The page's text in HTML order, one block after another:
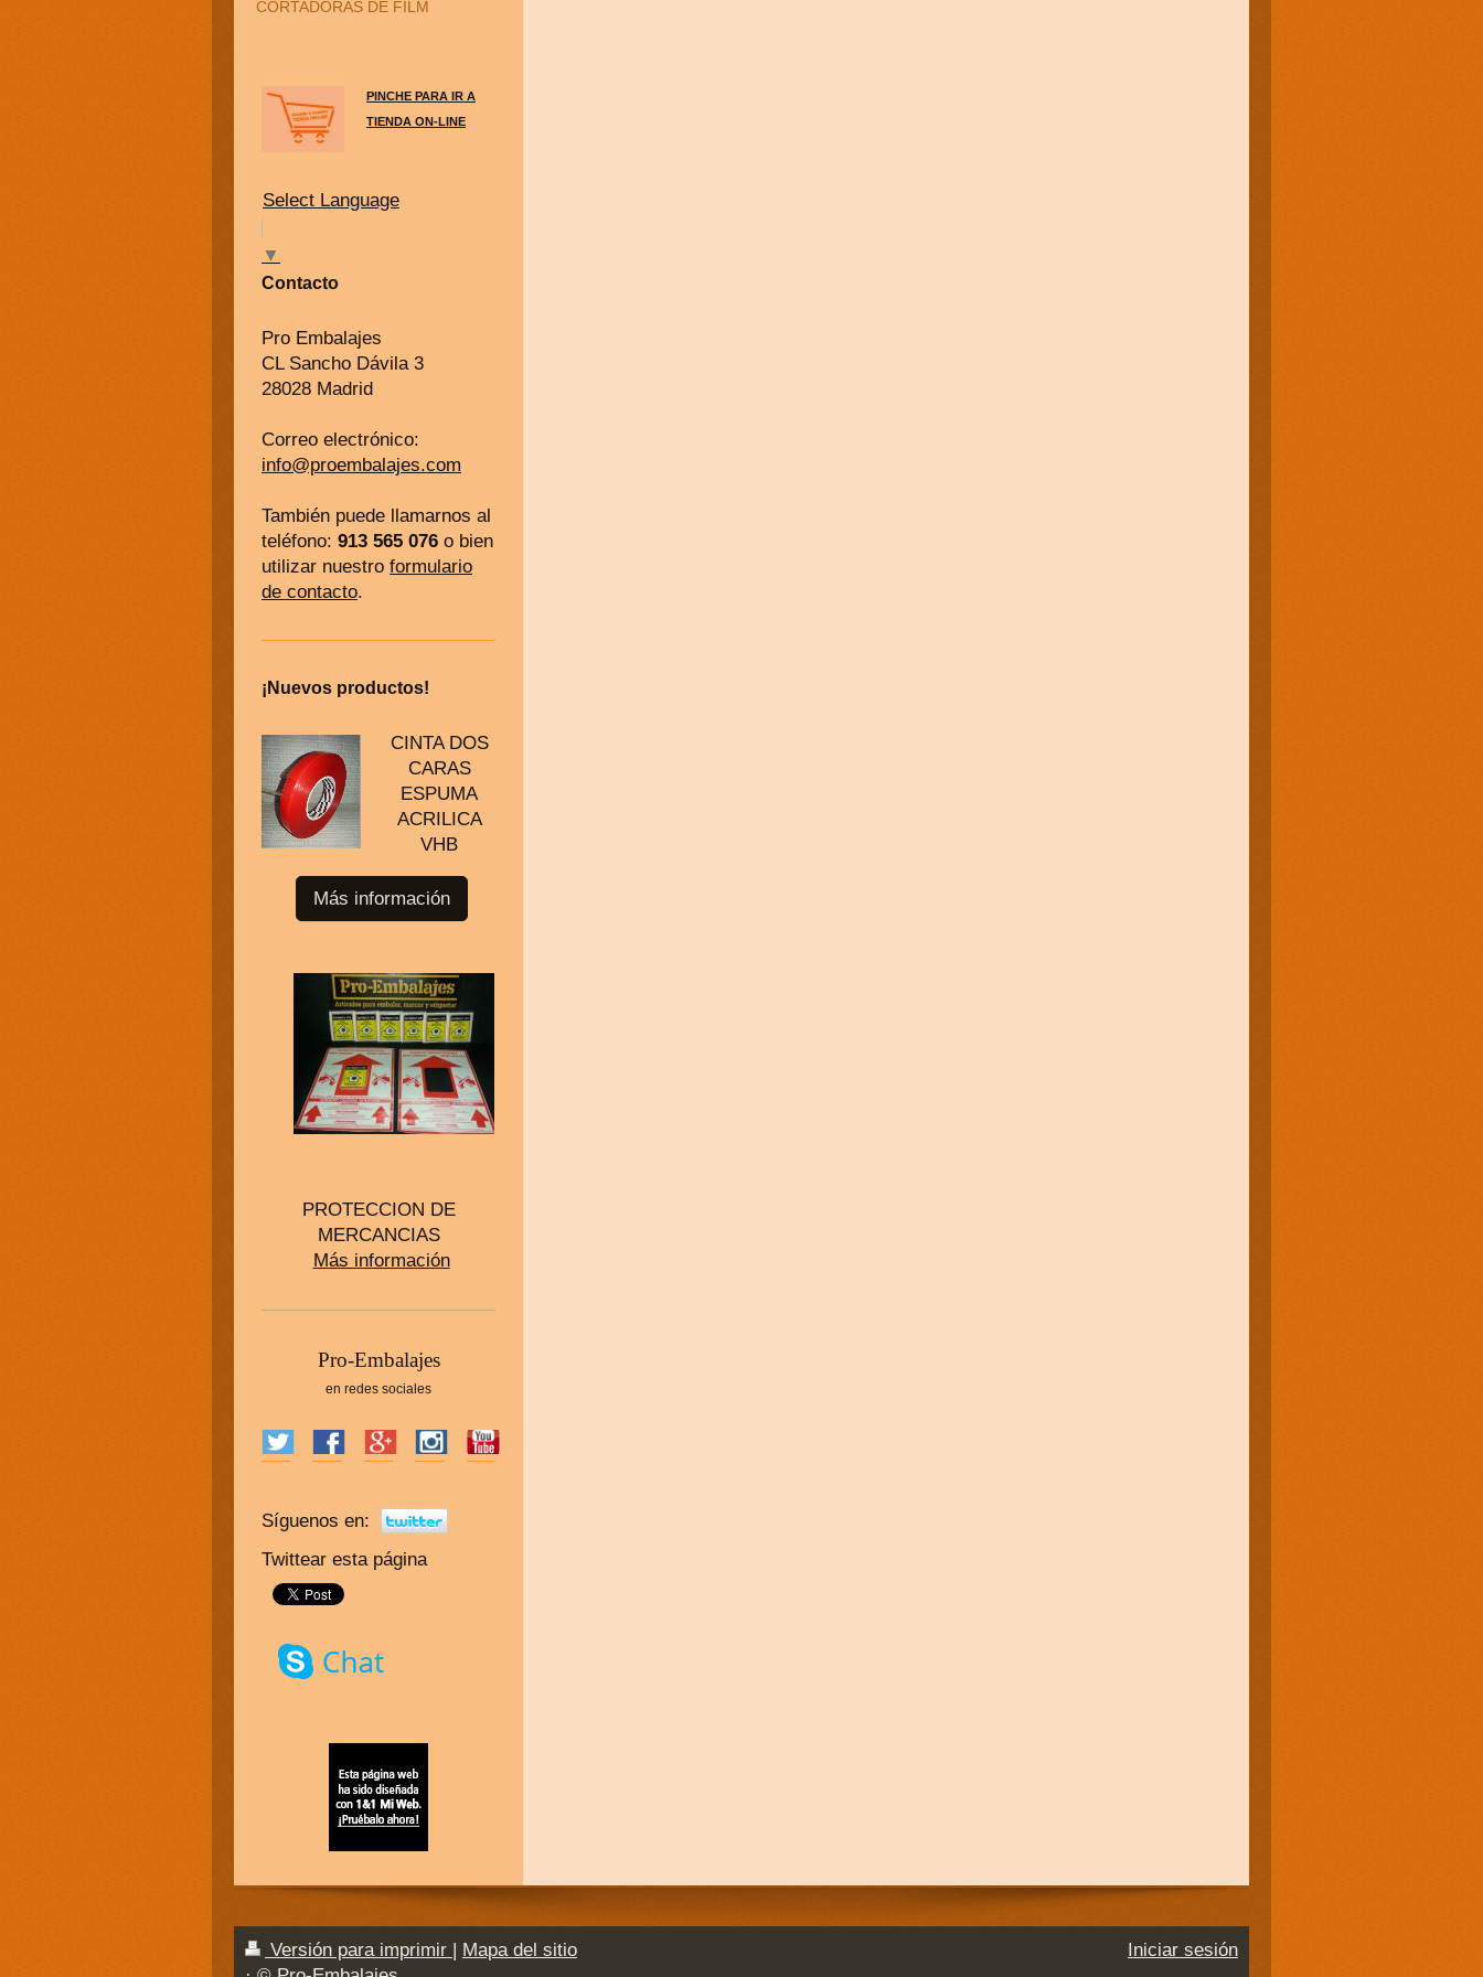
CORTADORAS DE FILM
PINCHE PARA IR A
TIENDA ON-LINE
Select Language
▼
Contacto
Pro Embalajes
CL Sancho Dávila 3
28028 Madrid
Correo electrónico:
info@proembalajes.com
También puede llamarnos al
teléfono: 913 565 076 o bien
utilizar nuestro formulario
de contacto.
¡Nuevos productos!
CINTA DOS
CARAS
ESPUMA
ACRILICA
VHB
Más información
PROTECCION DE
MERCANCIAS
Más información
Pro-Embalajes
en redes sociales
Síguenos en:
Twittear esta página
Versión para imprimir
Mapa del sitio
Iniciar sesión